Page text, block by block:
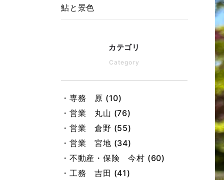
鮎と景色
カテゴリ
Category
・専務 原 (10)
・営業 丸山 (76)
・営業 倉野 (55)
・営業 宮地 (34)
・不動産・保険 今村 (60)
・工務 吉田 (41)